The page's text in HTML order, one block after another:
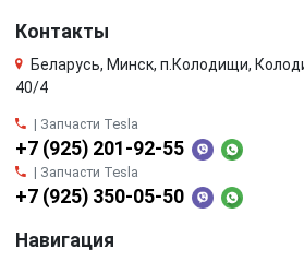
Контакты
Беларусь, Минск, п.Колодищи,
40/4
| Запчасти Tesla
+7 (925) 201-92-55
| Запчасти Tesla
+7 (925) 350-05-50
Навигация